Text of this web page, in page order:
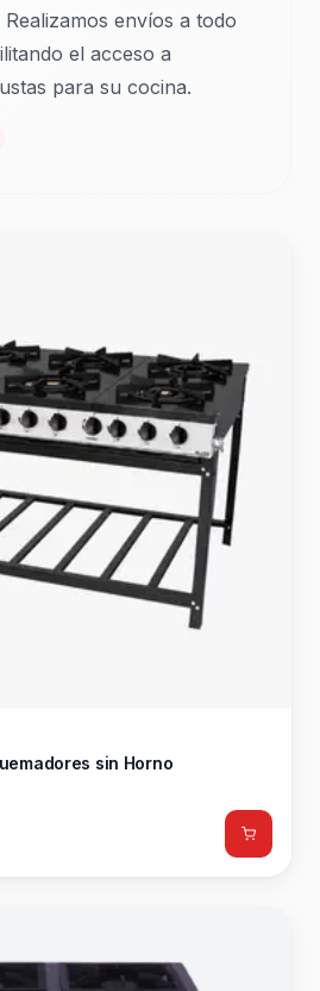
envíos a todo
el acceso a
para su cocina.
sin Horno